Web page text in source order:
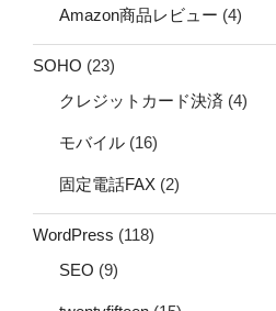
Amazon商品レビュー (4)
SOHO (23)
クレジットカード決済 (4)
モバイル (16)
固定電話FAX (2)
WordPress (118)
SEO (9)